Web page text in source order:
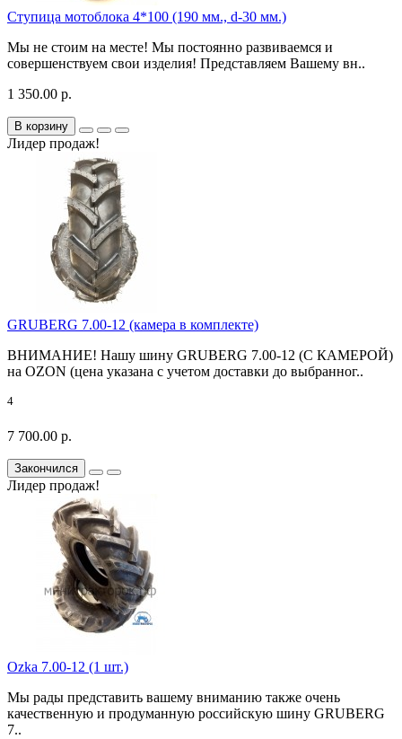
Ступица мотоблока 4*100 (190 мм., d-30 мм.)
Мы не стоим на месте! Мы постоянно развиваемся и
совершенствуем свои изделия! Представляем Вашему вн..
1 350.00 р.
В корзину
Лидер продаж!
GRUBERG 7.00-12 (камера в комплекте)
ВНИМАНИЕ! Нашу шину GRUBERG 7.00-12 (С КАМЕРОЙ)
на OZON (цена указана с учетом доставки до выбранног..
4
7 700.00 р.
Закончился
Лидер продаж!
Ozka 7.00-12 (1 шт.)
Мы рады представить вашему вниманию также очень
качественную и продуманную российскую шину GRUBERG
7..